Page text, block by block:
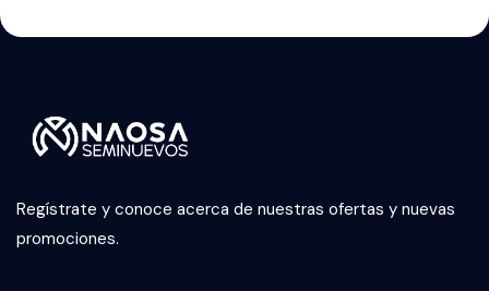
Regístrate y conoce acerca de nuestras ofertas y nuevas
promociones.